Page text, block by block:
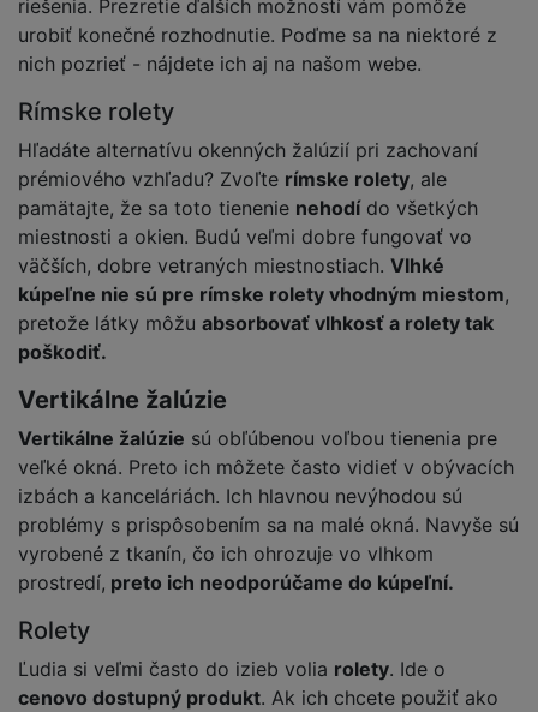
riešenia. Prezretie ďalších možností vám pomôže
urobiť konečné rozhodnutie. Poďme sa na niektoré z
nich pozrieť - nájdete ich aj na našom webe.
Rímske rolety
Hľadáte alternatívu okenných žalúzií pri zachovaní
prémiového vzhľadu? Zvoľte rímske rolety, ale
pamätajte, že sa toto tienenie nehodído všetkých
miestnosti a okien. Budú veľmi dobre fungovať vo
väčších, dobre vetraných miestnostiach. Vlhké
kúpeľne nie sú pre rímske rolety vhodným miestom,
pretože látky môžu absorbovať vlhkosť a rolety tak
poškodiť.
Vertikálne žalúzie
Vertikálne žalúzie sú obľúbenou voľbou tienenia pre
veľké okná. Preto ich môžete často vidieť v obývacích
izbách a kanceláriách. Ich hlavnou nevýhodou sú
problémy s prispôsobením sa na malé okná. Navyše sú
vyrobené z tkanín, čo ich ohrozuje vo vlhkom
prostredí, preto ich neodporúčame do kúpeľní.
Rolety
Ľudia si veľmi často do izieb volia rolety. Ide o
cenovo dostupný produkt. Ak ich chcete použiť ako